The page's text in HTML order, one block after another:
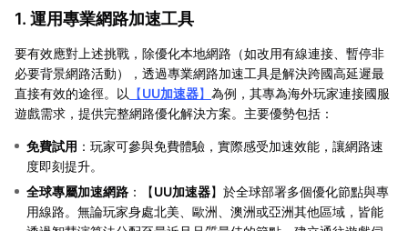
1. 運用專業網路加速工具
要有效應對上述挑戰，除優化本地網路（如改用有線連接、暫停非
必要背景網路活動），透過專業網路加速工具是解決跨國高延遲最
直接有效的途徑。以
【UU加速器】 為例，其專為海外玩家連接國服
遊戲需求，提供完整網路優化解決方案。主要優勢包括：
免費試用 ：玩家可參與免費體驗，實際感受加速效能，讓網路速
度即刻提升。
全球專屬加速網路 ：【UU加速器】於全球部署多個優化節點與專
用線路。無論玩家身處北美、歐洲、澳洲或亞洲其他區域，皆能